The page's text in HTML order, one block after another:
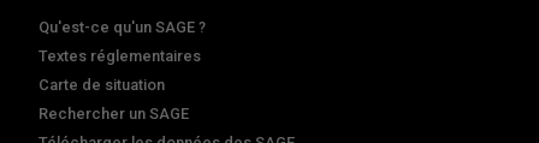
Qu'est-ce qu'un SAGE ?
Textes réglementaires
Carte de situation
Rechercher un SAGE